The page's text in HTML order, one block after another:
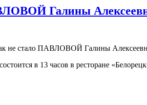
Галины
не стало ПАВЛОВОЙ Галины
в 13 часов в ресторане